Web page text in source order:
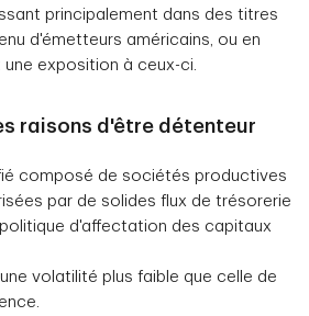
principalement dans des titres
d'émetteurs américains, ou en
exposition à ceux-ci.
raisons d'être détenteur
composé de sociétés productives
par de solides flux de trésorerie
d'affectation des capitaux
volatilité plus faible que celle de